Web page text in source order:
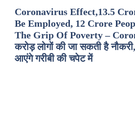
Coronavirus Effect,13.5
Be Employed, 12 Crore
The Grip Of Poverty –
करोड़ लोगों की जा सकती है
आएंगे गरीबी की चपेट में